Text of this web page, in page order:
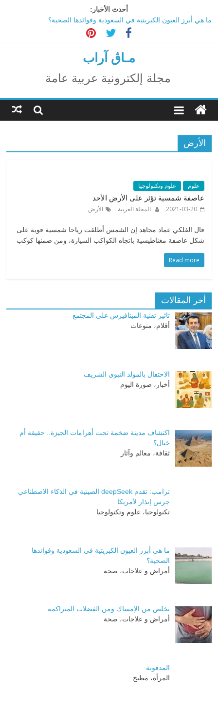
أحدث الأخبار:
ما هي أبرز العيون الكبريتية في السعودية وفوائدها الصحية؟
تاثير تقنية الميتافيرس على المجتمع
اكتشاف مدينة ضخمة تحت أهرامات الجيزة.. حقيقة أم خيال؟
ترامب: تقدم deepSeek الصينية في الذكاء الاصطناعي جرس إنذار
مـاڨ آراب
مجلة إلكترونية عربية عامة
الأرض
علوم علوم وتكنولوجيا
عاصفة شمسية تؤثر على الأرض الأحد
2021-03-20
المجلة العربية الأرض
قال الفلكي عماد مجاهد إن الشمس أطلقت رياحا شمسية قوية على
شكل عاصفة مغناطيسية باتجاه الكواكب السيارة، ومن ضمنها كوكب
Read more
أخر المقالات
تاثير تقنية الميتافيرس على المجتمع
أقلام، منوعات
الاحتفال بالمولد النبوي الشريف
أخبار، صورة اليوم
اكتشاف مدينة ضخمة تحت أهرامات الجيزة.. حقيقة أم
خيال؟
ثقافة، معالم وآثار
ترامب: تقدم deepSeek الصينية في الذكاء الاصطناعي
جرس إنذار لأمريكا
تكنولوجيا، علوم وتكنولوجيا
ما هي أبرز العيون الكبريتية في السعودية وفوائدها
الصحية؟
أمراض و علاجات، صحة
تخلص من الإمساك ومن الفضلات المتراكمة
أمراض و علاجات، صحة
المدفونة
المرأة، مطبخ